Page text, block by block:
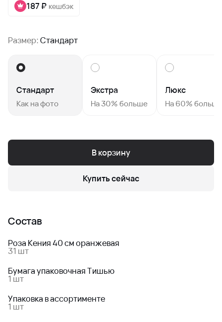
187 ₽ кешбэк
Размер:Стандарт
Стандарт
Как на фото
Экстра
На 30% больше
Люкс
На 60% больше
В корзину
Купить сейчас
Состав
Роза Кения 40 см оранжевая
31 шт
Бумага упаковочная Тишью
1 шт
Упаковка в ассортименте
1 шт